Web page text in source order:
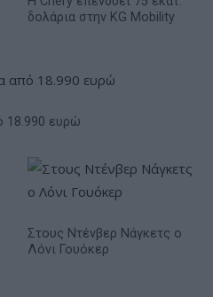
δολάρια στην KG Mobility
18.990 ευρώ
Στους Ντένβερ Νάγκετς ο
Λόνι Γουόκερ